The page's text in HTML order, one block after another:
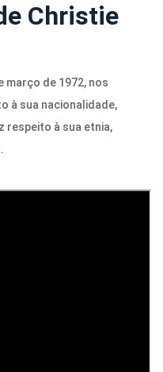
Christie
março de 1972, nos
à sua nacionalidade,
respeito à sua etnia,